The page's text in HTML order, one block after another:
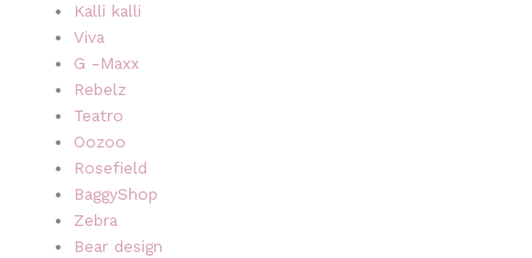
Kalli kalli
Viva
G -Maxx
Rebelz
Teatro
Oozoo
Rosefield
BaggyShop
Zebra
Bear design